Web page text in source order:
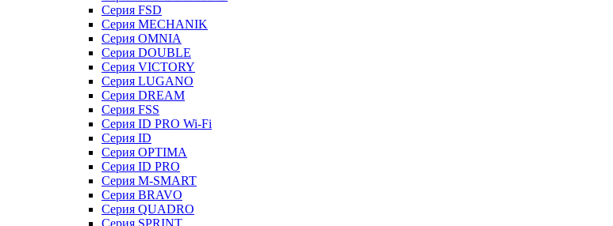
Серия FSD
Серия MECHANIK
Серия OMNIA
Серия DOUBLE
Серия VICTORY
Серия LUGANO
Серия DREAM
Серия FSS
Серия ID PRO Wi-Fi
Серия ID
Серия OPTIMA
Серия ID PRO
Серия M-SMART
Серия BRAVO
Серия QUADRO
Серия SPRINT